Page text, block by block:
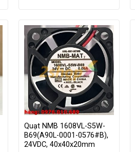
Quạt NMB 1608VL-S5W-
B69(A90L-0001-0576#B),
24VDC, 40x40x20mm